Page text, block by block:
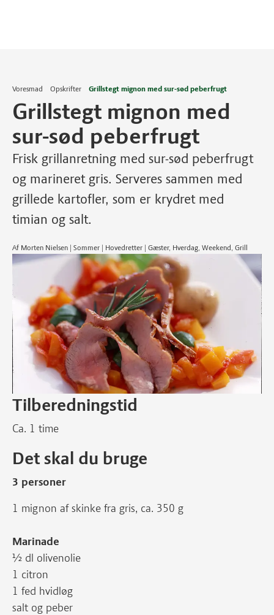
Voresmad Opskrifter Grillstegt mignon med sur-sød peberfrugt
Grillstegt mignon med
sur-sød peberfrugt
Frisk grillanretning med sur-sød peberfrugt
og marineret gris. Serveres sammen med
grillede kartofler, som er krydret med
timian og salt.
Af Morten Nielsen | Sommer | Hovedretter | Gæster, Hverdag, Weekend, Grill
Tilberedningstid
Ca. 1 time
Det skal du bruge
3 personer
1 mignon af skinke fra gris, ca. 350 g
Marinade
½ dl olivenolie
1 citron
1 fed hvidløg
salt og peber